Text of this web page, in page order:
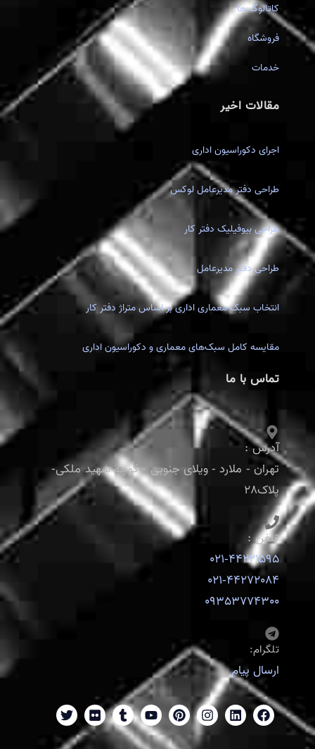
کاتالوگ ها
فروشگاه
خدمات
مقالات اخیر
اجرای دکوراسیون اداری
طراحی دفتر مدیرعامل لوکس
طراحی بیوفیلیک دفتر کار
طراحی دفتر مدیرعامل
انتخاب سبک معماری اداری بر اساس متراژ دفتر کار
مقایسه کامل سبک‌های معماری و دکوراسیون اداری
تماس با ما
آدرس :
تهران - ملارد - ویلای جنوبی - کوچه شهید ملکی-
پلاک28
تلفن :
021-44221595
021-44272084
09353774300
تلگرام:
ارسال پیام